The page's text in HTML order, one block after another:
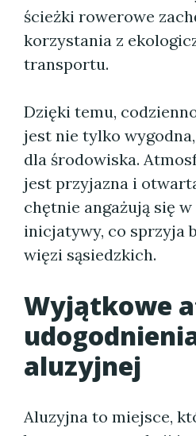
ścieżki rowerowe
korzystania z
transportu.
Dzięki temu,
jest nie tylko
dla środowiska.
jest przyjazna i
chętnie angażują się
inicjatywy, co sprzyja
więzi sąsiedzkich.
Wyjątkowe
aluzyjnej
Aluzyjna to miejsce,